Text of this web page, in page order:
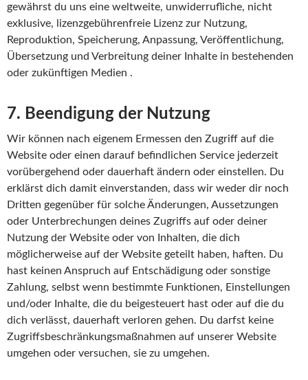
gewährst du uns eine weltweite, unwiderrufliche, nicht
exklusive, lizenzgebührenfreie Lizenz zur Nutzung,
Reproduktion, Speicherung, Anpassung, Veröffentlichung,
Übersetzung und Verbreitung deiner Inhalte in bestehenden
oder zukünftigen Medien .
7. Beendigung der Nutzung
Wir können nach eigenem Ermessen den Zugriff auf die
Website oder einen darauf befindlichen Service jederzeit
vorübergehend oder dauerhaft ändern oder einstellen. Du
erklärst dich damit einverstanden, dass wir weder dir noch
Dritten gegenüber für solche Änderungen, Aussetzungen
oder Unterbrechungen deines Zugriffs auf oder deiner
Nutzung der Website oder von Inhalten, die dich
möglicherweise auf der Website geteilt haben, haften. Du
hast keinen Anspruch auf Entschädigung oder sonstige
Zahlung, selbst wenn bestimmte Funktionen, Einstellungen
und/oder Inhalte, die du beigesteuert hast oder auf die du
dich verlässt, dauerhaft verloren gehen. Du darfst keine
Zugriffsbeschränkungsmaßnahmen auf unserer Website
umgehen oder versuchen, sie zu umgehen.